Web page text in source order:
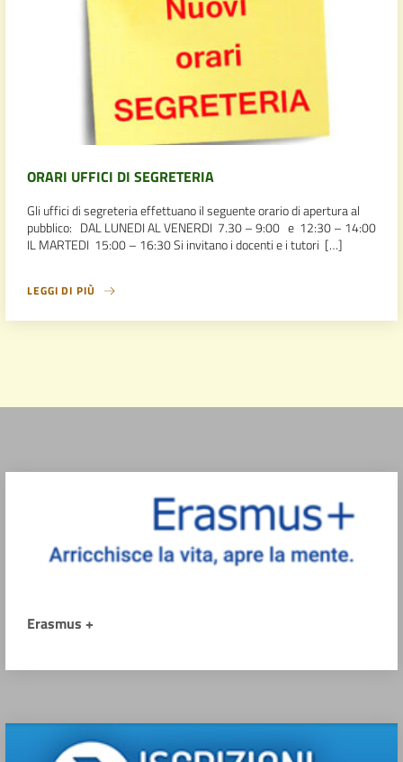
ORARI UFFICI DI SEGRETERIA
Gli uffici di segreteria effettuano il seguente orario di apertura al
pubblico: DAL LUNEDI AL VENERDI 7.30 – 9:00 e 12:30 – 14:00
IL MARTEDI 15:00 – 16:30 Si invitano i docenti e i tutori […]
LEGGI DI PIÙ
Erasmus +